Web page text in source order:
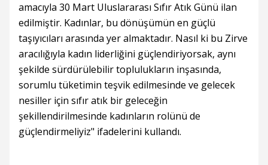
amacıyla 30 Mart Uluslararası Sıfır Atık Günü ilan
edilmiştir. Kadınlar, bu dönüşümün en güçlü
taşıyıcıları arasında yer almaktadır. Nasıl ki bu Zirve
aracılığıyla kadın liderliğini güçlendiriyorsak, aynı
şekilde sürdürülebilir toplulukların inşasında,
sorumlu tüketimin teşvik edilmesinde ve gelecek
nesiller için sıfır atık bir geleceğin
şekillendirilmesinde kadınların rolünü de
güçlendirmeliyiz" ifadelerini kullandı.